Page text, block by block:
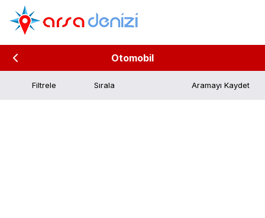
Otomobil
Filtrele Aramayı Kaydet